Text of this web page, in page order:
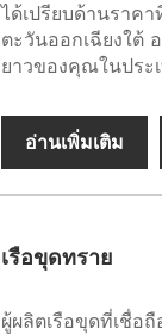
ได้เปรียบด้านราค
ตะวันออกเฉียงใต้
ยาวของคุณในประ
อ่านเพิ่มเติม
เรือขุดทราย
ผู้ผลิตเรือขุดที่เชื่อ